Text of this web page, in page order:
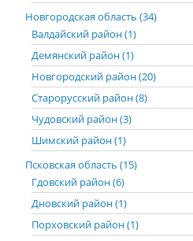
Новгородская область (34)
Валдайский район (1)
Демянский район (1)
Новгородский район (20)
Старорусский район (8)
Чудовский район (3)
Шимский район (1)
Псковская область (15)
Гдовский район (6)
Дновский район (1)
Порховский район (1)